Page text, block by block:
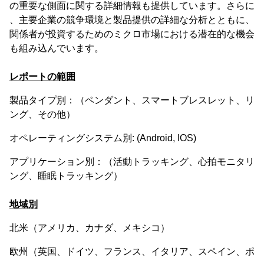
の重要な側面に関する詳細情報も提供しています。さらに
、主要企業の競争環境と製品提供の詳細な分析とともに、
関係者が投資するためのミクロ市場における潜在的な機会
も組み込んでいます。
レポートの範囲
製品タイプ別：（ペンダント、スマートブレスレット、リ
ング、その他）
オペレーティングシステム別: (Android, IOS)
アプリケーション別：（活動トラッキング、心拍モニタリ
ング、睡眠トラッキング）
地域別
北米（アメリカ、カナダ、メキシコ）
欧州（英国、ドイツ、フランス、イタリア、スペイン、ポ